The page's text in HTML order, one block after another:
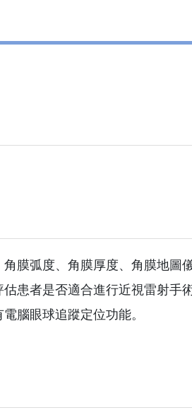
膜弧度、角膜厚度、角膜地圖
患者是否適合進行近視雷射手
腦眼球追蹤定位功能。